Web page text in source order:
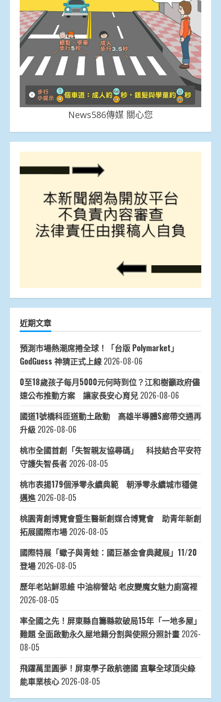
News586傳媒 關心您
近期文章
預測市場熱潮席捲全球！「台版 Polymarket」
GodGuess 神猜正式上線 2026-08-06
0至18歲孩子每月5000元何時到位？江和樹籲政府儘
速公布推動方案 讓家長安心育兒 2026-08-06
國道1號橋科匝道動土啟動 高雄半導體S廊帶交通再
升級 2026-08-06
桃市全國首創「失智親友協尋碼」 科技結合平安符
守護失智長者 2026-08-05
桃市表揚179個淨零永續典範 朝淨零永續城市穩健
邁進 2026-08-05
桃園青創博覽會暨生醫新創媒合博覽會 助青年新創
拓展國際市場 2026-08-05
國際特展「蠍子與青蛙：國巨基金會典藏展」11/20
登場 2026-08-05
歷年老站鮮思維 中油柳營站 老皮變魔女魅力廁窩裡
2026-08-05
率全國之先！屏東縣自籌縣款破局15年「一地多屋」
難題 全面啟動永久屋地籍分割與使照分照計畫 2026-
08-05
飛躍萬里圓夢！屏東學子啟航德國 直擊全球頂尖綠
能車業核心 2026-08-05